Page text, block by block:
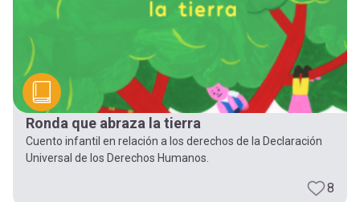
Ronda que abraza la tierra
Cuento infantil en relación a los derechos de la Declaración
Universal de los Derechos Humanos.
8